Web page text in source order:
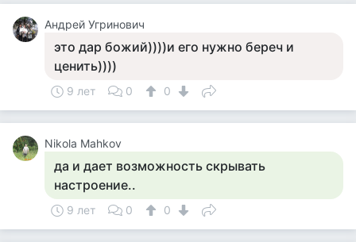
Андрей Угринович
это дар божий))))и его нужно береч и
ценить))))
9 лет 0 0
Nikola Mahkov
да и дает возможность скрывать
настроение..
9 лет 0 0